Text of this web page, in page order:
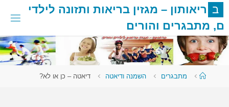
דלגו
לתוכן
ב ריאותון – מגזין בריאות ותזונה לילדי
ם, מתבגרים והורים
עמודמתבגרים השמנה ודיאטה דיאטה – כן או לא?